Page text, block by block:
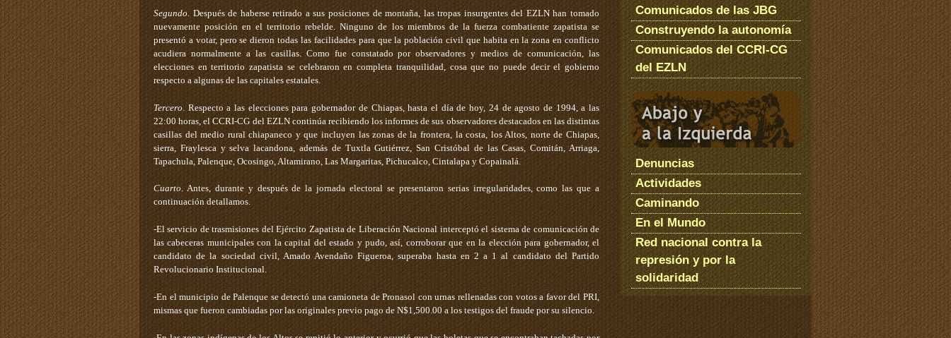
Segundo . Después de haberse retirado a sus posiciones de montaña, las tropas insurgentes del EZLN han tomado
nuevamente posición en el territorio rebelde. Ninguno de los miembros de la fuerza combatiente zapatista se
presentó a votar, pero se dieron todas las facilidades para que la población civil que habita en la zona en conflicto
acudiera normalmente a las casillas. Como fue constatado por observadores y medios de comunicación, las
elecciones en territorio zapatista se celebraron en completa tranquilidad, cosa que no puede decir el gobierno
respecto a algunas de las capitales estatales.
Tercero . Respecto a las elecciones para gobernador de Chiapas, hasta el día de hoy, 24 de agosto de 1994, a las
22:00 horas, el CCRI-CG del EZLN continúa recibiendo los informes de sus observadores destacados en las distintas
casillas del medio rural chiapaneco y que incluyen las zonas de la frontera, la costa, los Altos, norte de Chiapas,
sierra, Fraylesca y selva lacandona, además de Tuxtla Gutiérrez, San Cristóbal de las Casas, Comitán, Arriaga,
Tapachula, Palenque, Ocosingo, Altamirano, Las Margaritas, Pichucalco, Cintalapa y Copainalá.
Cuarto. Antes, durante y después de la jornada electoral se presentaron serias irregularidades, como las que a
continuación detallamos.
-El servicio de trasmisiones del Ejército Zapatista de Liberación Nacional interceptó el sistema de comunicación de
las cabeceras municipales con la capital del estado y pudo, así, corroborar que en la elección para gobernador, el
candidato de la sociedad civil, Amado Avendaño Figueroa, superaba hasta en 2 a 1 al candidato del Partido
Revolucionario Institucional.
-En el municipio de Palenque se detectó una camioneta de Pronasol con urnas rellenadas con votos a favor del PRI,
mismas que fueron cambiadas por las originales previo pago de N$1,500.00 a los testigos del fraude por su silencio.
Comunicados de las JBG
Construyendo la autonomía
Comunicados del CCRI-CG
del EZLN
Denuncias
Actividades
Caminando
En el Mundo
Red nacional contra la
represión y por la
solidaridad